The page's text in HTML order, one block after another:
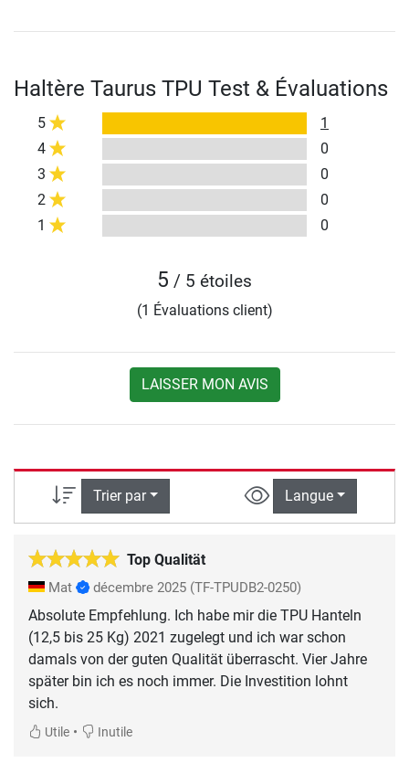
Haltère Taurus TPU Test & Évaluations
5
1
4
0
3
0
2
0
1
0
5 / 5 étoiles
(1 Évaluations client)
LAISSER MON AVIS
Trier par Langue
Top Qualität
Mat décembre 2025 (TF-TPUDB2-0250)
Absolute Empfehlung. Ich habe mir die TPU Hanteln
(12,5 bis 25 Kg) 2021 zugelegt und ich war schon
damals von der guten Qualität überrascht. Vier Jahre
später bin ich es noch immer. Die Investition lohnt
sich.
Utile • Inutile